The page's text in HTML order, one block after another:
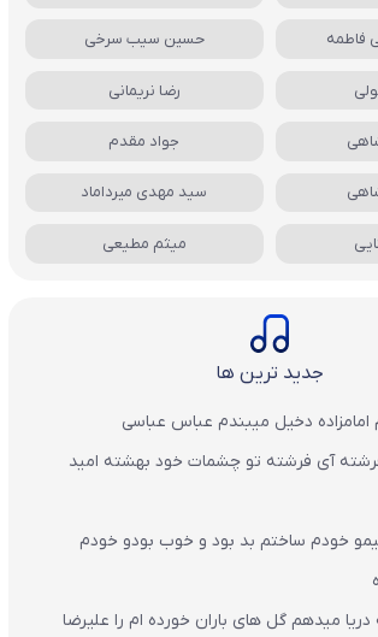
فاطمه حسین سیب سرخی
رضا نریمانی
جواد مقدم
سید مهدی میرداماد
میثم مطیعی
جدید ترین ها
امامزاده دخیل میبندم عباس عباسی
آی فرشته تو چشمات خود بهشته امید
خودم ساختم بد بود و خوب بودو خودم
دریا میدهم گل های باران‌ خورده ام را علیرضا